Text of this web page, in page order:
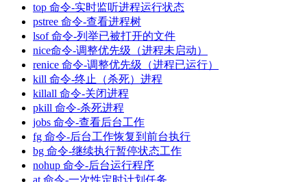
top 命令-实时监听进程运行状态
pstree 命令-查看进程树
lsof 命令-列举已被打开的文件
nice命令-调整优先级（进程未启动）
renice 命令-调整优先级（进程已运行）
kill 命令-终止（杀死）进程
killall 命令-关闭进程
pkill 命令-杀死进程
jobs 命令-查看后台工作
fg 命令-后台工作恢复到前台执行
bg 命令-继续执行暂停状态工作
nohup 命令-后台运行程序